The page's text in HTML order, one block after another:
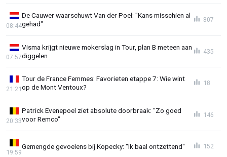
De Cauwer waarschuwt Van der Poel: "Kans misschien al
gehad"
08:44
307
Visma krijgt nieuwe mokerslag in Tour, plan B meteen aan
diggelen
07:57
435
Tour de France Femmes: Favorieten etappe 7: Wie wint
op de Mont Ventoux?
21:21
18
Patrick Evenepoel ziet absolute doorbraak: "Zo goed
voor Remco"
20:33
146
Gemengde gevoelens bij Kopecky: "Ik baal ontzettend"
19:59
152